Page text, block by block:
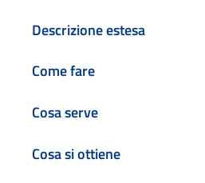
Descrizione estesa
Come fare
Cosa serve
Cosa si ottiene